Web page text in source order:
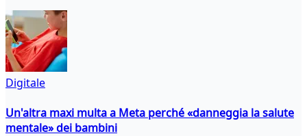
Digitale
Un'altra maxi multa a Meta perché «danneggia la salute
mentale» dei bambini